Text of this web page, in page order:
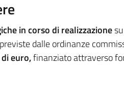
in corso di realizzazionesu
dalle ordinanze
euro,finanziato attraverso